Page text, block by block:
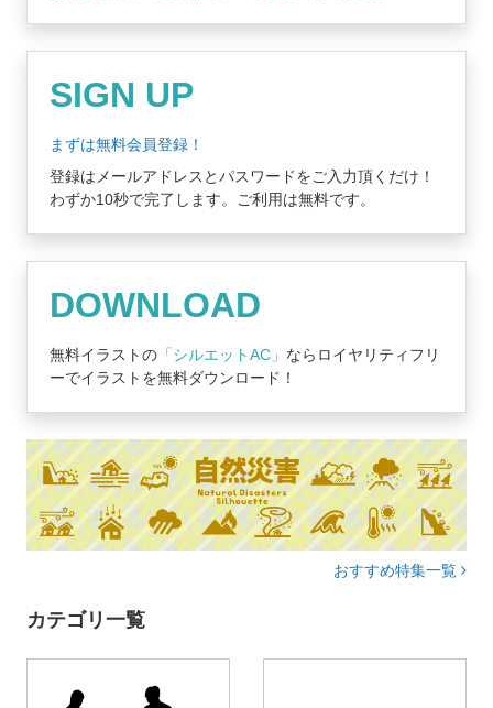
SIGN UP
まずは無料会員登録！
登録はメールアドレスとパスワードをご入力頂くだけ！
わずか10秒で完了します。ご利用は無料です。
DOWNLOAD
無料イラストの 「シルエットAC」 ならロイヤリティフリ
ーでイラストを無料ダウンロード！
おすすめ特集一覧
カテゴリ一覧